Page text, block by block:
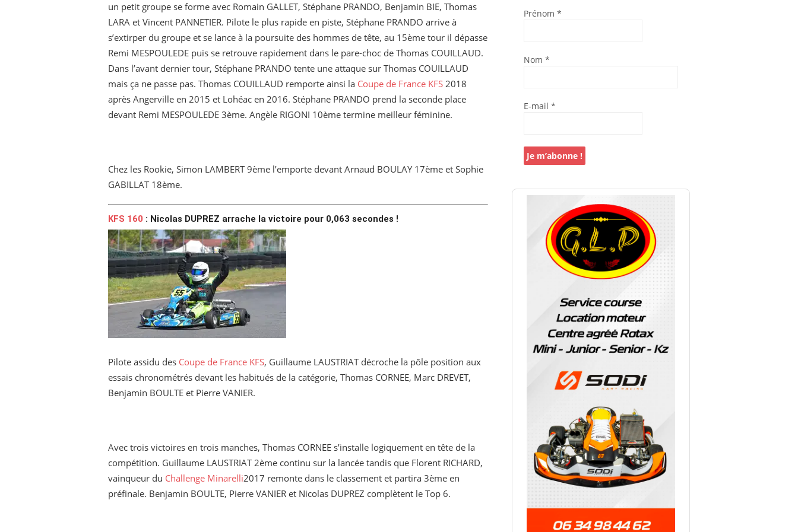
un petit groupe se forme avec Romain GALLET, Stéphane PRANDO, Benjamin BIE, Thomas
LARA et Vincent PANNETIER. Pilote le plus rapide en piste, Stéphane PRANDO arrive à
s’extirper du groupe et se lance à la poursuite des hommes de tête, au 15ème tour il dépasse
Remi MESPOULEDE puis se retrouve rapidement dans le pare-choc de Thomas COUILLAUD.
Dans l’avant dernier tour, Stéphane PRANDO tente une attaque sur Thomas COUILLAUD
mais ça ne passe pas. Thomas COUILLAUD remporte ainsi la Coupe de France KFS 2018
après Angerville en 2015 et Lohéac en 2016. Stéphane PRANDO prend la seconde place
devant Remi MESPOULEDE 3ème. Angèle RIGONI 10ème termine meilleur féminine.
Chez les Rookie, Simon LAMBERT 9ème l’emporte devant Arnaud BOULAY 17ème et Sophie
GABILLAT 18ème.
KFS 160 : Nicolas DUPREZ arrache la victoire pour 0,063 secondes !
Pilote assidu des Coupe de France KFS, Guillaume LAUSTRIAT décroche la pôle position aux
essais chronométrés devant les habitués de la catégorie, Thomas CORNEE, Marc DREVET,
Benjamin BOULTE et Pierre VANIER.
Avec trois victoires en trois manches, Thomas CORNEE s’installe logiquement en tête de la
compétition. Guillaume LAUSTRIAT 2ème continu sur la lancée tandis que Florent RICHARD,
vainqueur du Challenge Minarelli2017 remonte dans le classement et partira 3ème en
préfinale. Benjamin BOULTE, Pierre VANIER et Nicolas DUPREZ complètent le Top 6.
Prénom *
Nom *
E-mail *